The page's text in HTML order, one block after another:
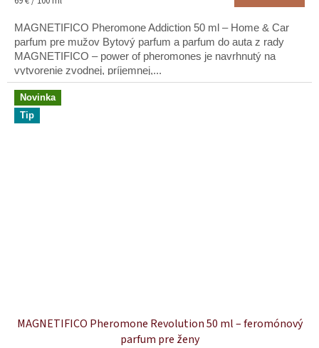
MAGNETIFICO Pheromone Addiction 50 ml – Home & Car
parfum pre mužov Bytový parfum a parfum do auta z rady
MAGNETIFICO – power of pheromones je navrhnutý na
vytvorenie zvodnej, príjemnej,...
Novinka
Tip
MAGNETIFICO Pheromone Revolution 50 ml – feromónový
parfum pre ženy